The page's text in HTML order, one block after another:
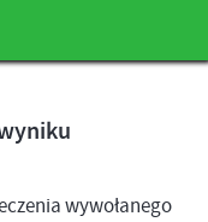
wywołanego